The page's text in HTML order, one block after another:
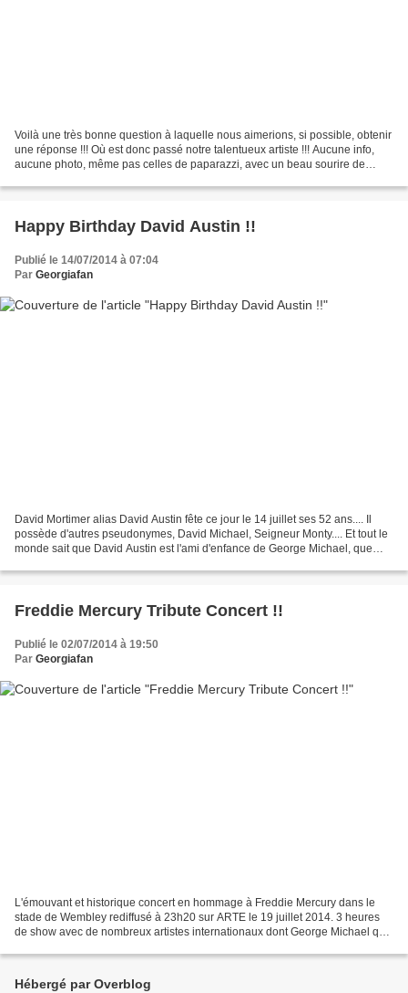
Voilà une très bonne question à laquelle nous aimerions, si possible, obtenir
une réponse !!! Où est donc passé notre talentueux artiste !!! Aucune info,
aucune photo, même pas celles de paparazzi, avec un beau sourire de
Happy Birthday David Austin !!
Publié le 14/07/2014 à 07:04
Par Georgiafan
David Mortimer alias David Austin fête ce jour le 14 juillet ses 52 ans.... Il
possède d'autres pseudonymes, David Michael, Seigneur Monty.... Et tout le
monde sait que David Austin est l'ami d'enfance de George Michael, que
Freddie Mercury Tribute Concert !!
Publié le 02/07/2014 à 19:50
Par Georgiafan
L'émouvant et historique concert en hommage à Freddie Mercury dans le
stade de Wembley rediffusé à 23h20 sur ARTE le 19 juillet 2014. 3 heures
de show avec de nombreux artistes internationaux dont George Michael qui
Hébergé par Overblog